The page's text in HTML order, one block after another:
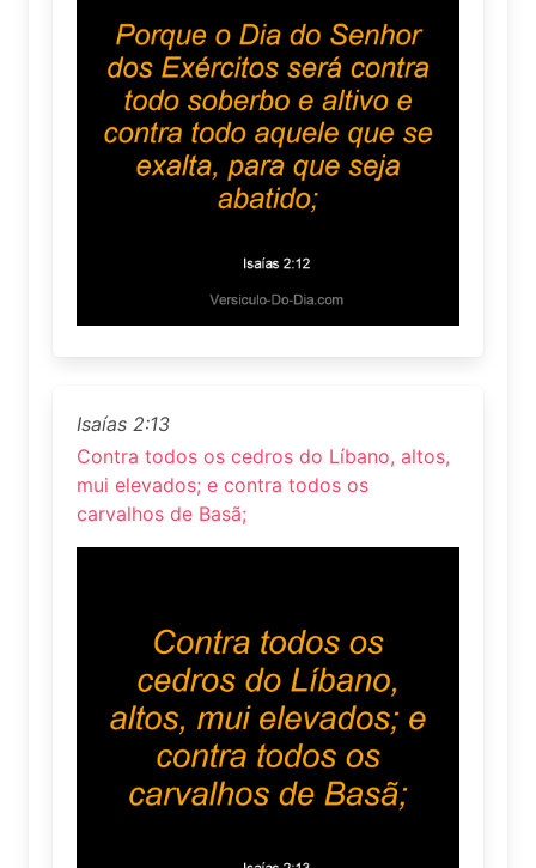
Isaías 2:13
Contra todos os cedros do Líbano, altos,
mui elevados; e contra todos os
carvalhos de Basã;